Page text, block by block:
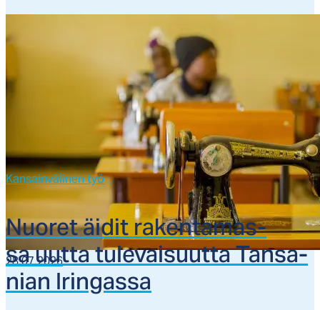
28.07.2026
Kansainvälinen työ
Nuo­ret äi­dit ra­ken­ta­mas­
sa uut­ta tu­le­vai­suut­ta Tan­sa­
nian Irin­gas­sa